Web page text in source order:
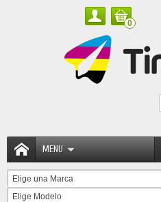
0
MENU
Elige una Marca
Elige Modelo